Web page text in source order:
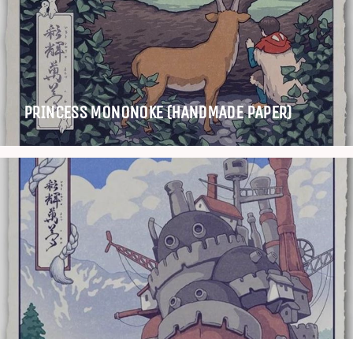
PRINCESS MONONOKE (HANDMADE PAPER)